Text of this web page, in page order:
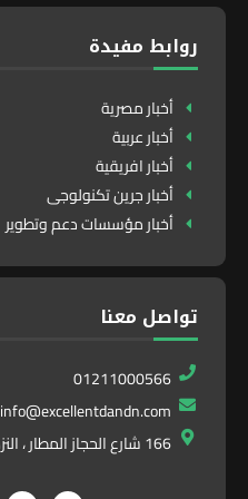
روابط مفيدة
أخبار مصرية
أخبار عربية
أخبار افريقية
أخبار جرين تكنولوجى
أخبار مؤسسات دعم وتطوير
تواصل معنا
01211000566
info@excellentdandn.com
166 شارع الحجاز المطار ، النزهة ، القاهرة ، مصر